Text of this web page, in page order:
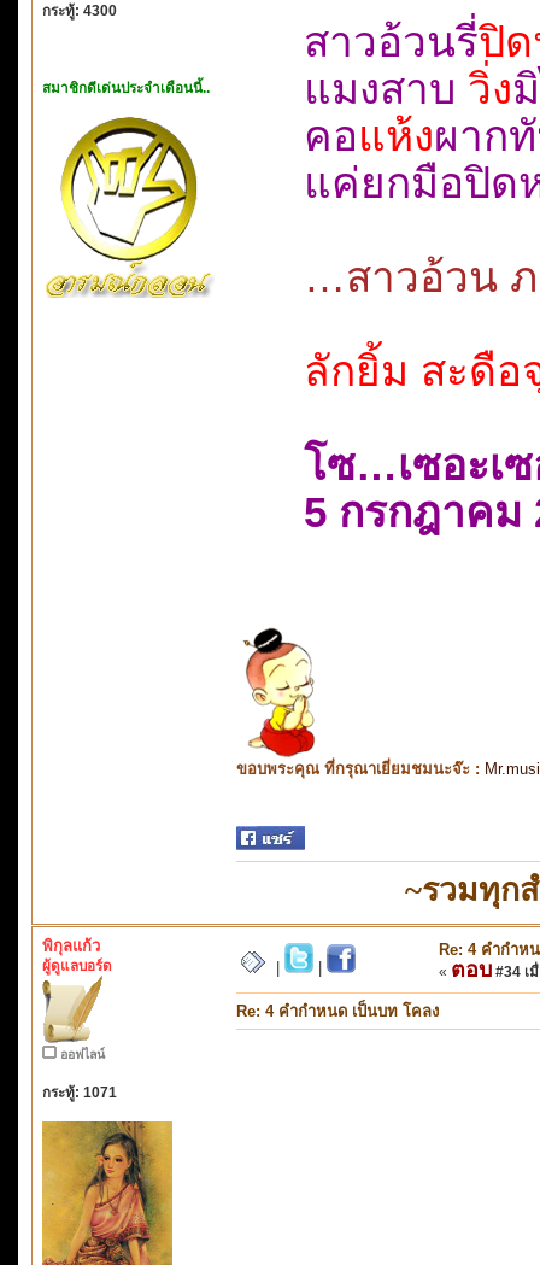
กระทู้: 4300
สมาชิกดีเด่นประจำเดือนนี้..
สาวอ้วนรี่ปิ
แมงสาบ วิ่ง
คอแห้งผาก
แค่ยกมือปิด
…สาวอ้วน
ลักยิ้ม สะดือ
โซ…เซอะเ
5 กรกฎาคม
ขอบพระคุณ ที่กรุณาเยี่ยมชมนะจ๊ะ :
~รวมทุก
พิกุลแก้ว
ผู้ดูแลบอร์ด
ออฟไลน์
กระทู้: 1071
Re: 4 คำกำห
« ตอบ #34 เ
Re: 4 คำกำหนด เป็นบท โคลง